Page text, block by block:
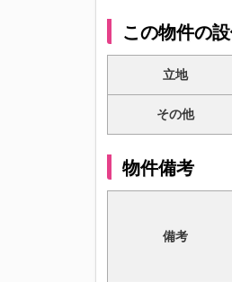
この物件の
立地
その他
物件備考
備考